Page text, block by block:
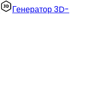
Генератор 3D-